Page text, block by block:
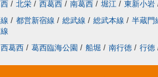
/ 北栄 / 西葛西 / 南葛西 / 堀江 / 東新小岩
/ 都営新宿線 / 総武線 / 総武本線 / 半蔵門
西葛西 / 葛西臨海公園 / 船堀 / 南行徳 / 行徳